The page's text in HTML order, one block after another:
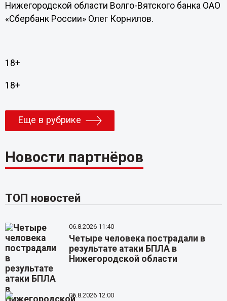
Нижегородской области Волго-Вятского банка ОАО
«Сбербанк России» Олег Корнилов.
18+
18+
Еще в рубрике
Новости партнёров
ТОП новостей
06.8.2026 11:40
Четыре человека пострадали в
результате атаки БПЛА в
Нижегородской области
06.8.2026 12:00